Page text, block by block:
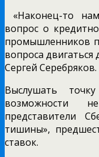
«Наконец-то
вопрос о
промышленников
вопроса
Сергей Серебряков.
Выслушать
возможности
представители
тишины»,
ставок.